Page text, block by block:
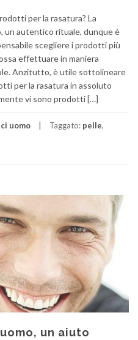
per la rasatura? La
un autentico rituale, dunque è
scegliere i prodotti più
effettuare in maniera
Anzitutto, è utile sottolineare
per la rasatura in assoluto
vi sono prodotti […]
uomo Taggato: pelle,
un aiuto